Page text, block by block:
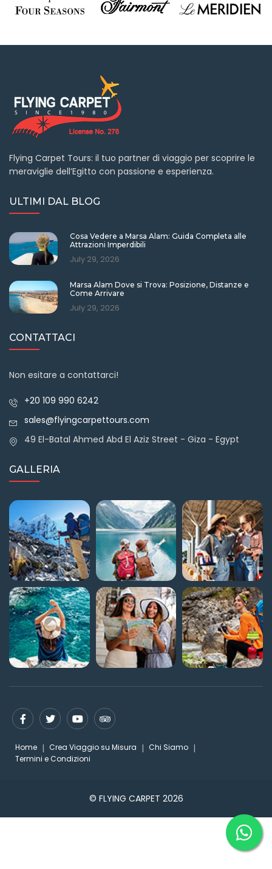
Flying Carpet Tours: il tuo partner di viaggio per scoprire le
meraviglie dell’Egitto con passione e esperienza.
ULTIMI DAL BLOG
Cosa Vedere a Marsa Alam: Guida Completa alle
Attrazioni Imperdibili
July 29, 2026
Marsa Alam Dove si Trova: Posizione, Distanze e
Come Arrivare
July 29, 2026
CONTATTACI
Non esitare a contattarci!
+20 109 990 6242
sales@flyingcarpettours.com
49 El-Batal Ahmed Abd El Aziz Street - Giza - Egypt
GALLERIA
Home Crea Viaggio su Misura
Chi Siamo
Termini e Condizioni
© FLYING CARPET 2026